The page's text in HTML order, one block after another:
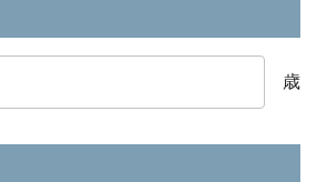
歳